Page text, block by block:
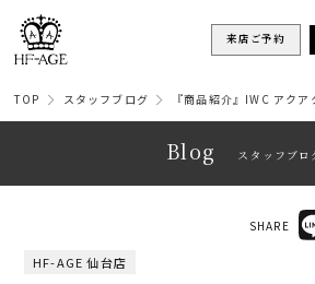
来店ご予約
TOP スタッフブログ 『商品紹介』IWC アク
Blog スタッフブロ
HF-AGE 仙台店
SHARE